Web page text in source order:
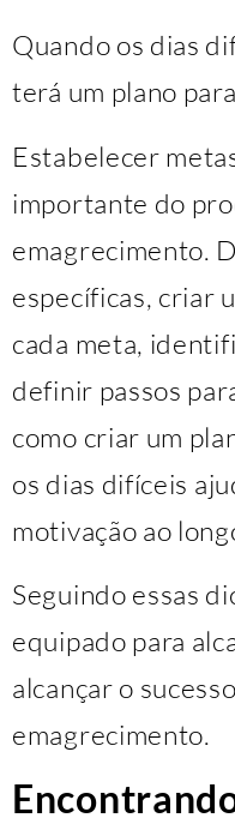
Quando os dias
terá um plano
Estabelecer
importante do
emagrecimento.
específicas, criar
cada meta,
definir passos
como criar um
os dias difíceis
motivação ao
Seguindo essas
equipado para
alcançar o
emagrecimento.